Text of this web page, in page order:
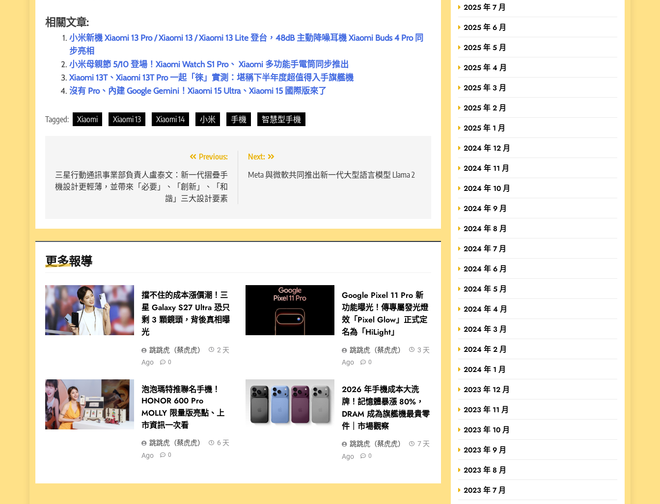
相關文章:
小米新機 Xiaomi 13 Pro / Xiaomi 13 / Xiaomi 13 Lite 登台，48dB 主動降噪耳機 Xiaomi Buds 4 Pro 同
步亮相
小米母親節 5/10 登場！Xiaomi Watch S1 Pro、 Xiaomi 多功能手電筒同步推出
Xiaomi 13T、Xiaomi 13T Pro 一起「徠」實測：堪稱下半年度超值得入手旗艦機
沒有 Pro、內建 Google Gemini！Xiaomi 15 Ultra、Xiaomi 15 國際版來了
Tagged: Xiaomi Xiaomi 13 Xiaomi 14 小米 手機 智慧型手機
章
導
Previous:
三星行動通訊事業部負責人盧泰文：新一代摺疊手
機設計更輕薄，並帶來「必要」、「創新」、「和
諧」三大設計要素
Next:
Meta 與微軟共同推出新一代大型語言模型 Llama 2
更多報導
擋不住的成本漲價潮！三
星 Galaxy S27 Ultra 恐只
剩 3 顆鏡頭，背後真相曝
光
跳跳虎（蔡虎虎）
2 天
Ago
0
Google Pixel 11 Pro 新
功能曝光！傳專屬發光燈
效「Pixel Glow」正式定
名為「HiLight」
跳跳虎（蔡虎虎）
3 天
Ago
0
泡泡瑪特推聯名手機！
HONOR 600 Pro
MOLLY 限量版亮點、上
市資訊一次看
跳跳虎（蔡虎虎）
6 天
Ago
0
2026 年手機成本大洗
牌！記憶體暴漲 80%，
DRAM 成為旗艦機最貴零
件｜市場觀察
跳跳虎（蔡虎虎）
7 天
Ago
0
2025 年 7 月
2025 年 6 月
2025 年 5 月
2025 年 4 月
2025 年 3 月
2025 年 2 月
2025 年 1 月
2024 年 12 月
2024 年 11 月
2024 年 10 月
2024 年 9 月
2024 年 8 月
2024 年 7 月
2024 年 6 月
2024 年 5 月
2024 年 4 月
2024 年 3 月
2024 年 2 月
2024 年 1 月
2023 年 12 月
2023 年 11 月
2023 年 10 月
2023 年 9 月
2023 年 8 月
2023 年 7 月